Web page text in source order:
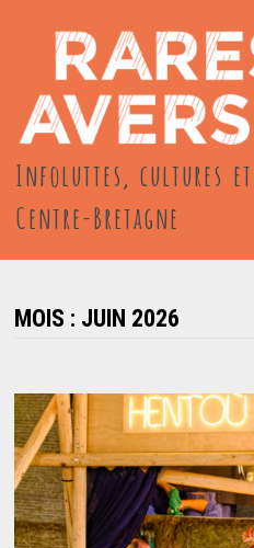
contenu
Infoluttes, cultures
Centre-Bretagne
MOIS : JUIN 2026